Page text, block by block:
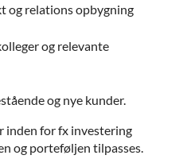
og relations opbygning
og relevante
og nye kunder.
inden for fx investering
og porteføljen tilpasses.